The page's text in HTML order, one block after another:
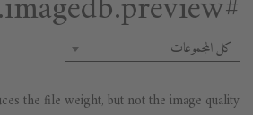
كل المجموعات
the file weight, but not the image quality.